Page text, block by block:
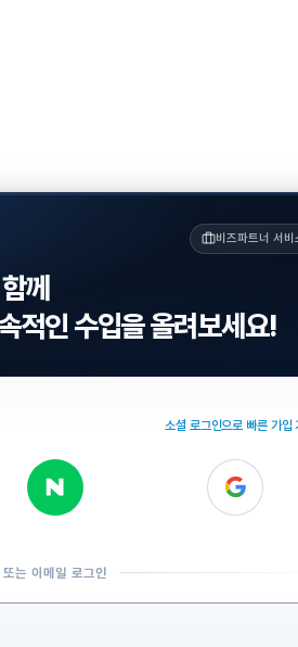
비즈파트너 서비
께
적인 수입을 올려보세요!
소셜 로그인으로 빠른 가입
또는 이메일 로그인